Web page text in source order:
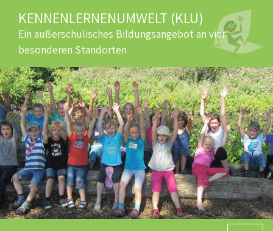
KENNENLERNENUMWELT (KLU)
Ein außerschulisches Bildungsangebot an vier
besonderen Standorten